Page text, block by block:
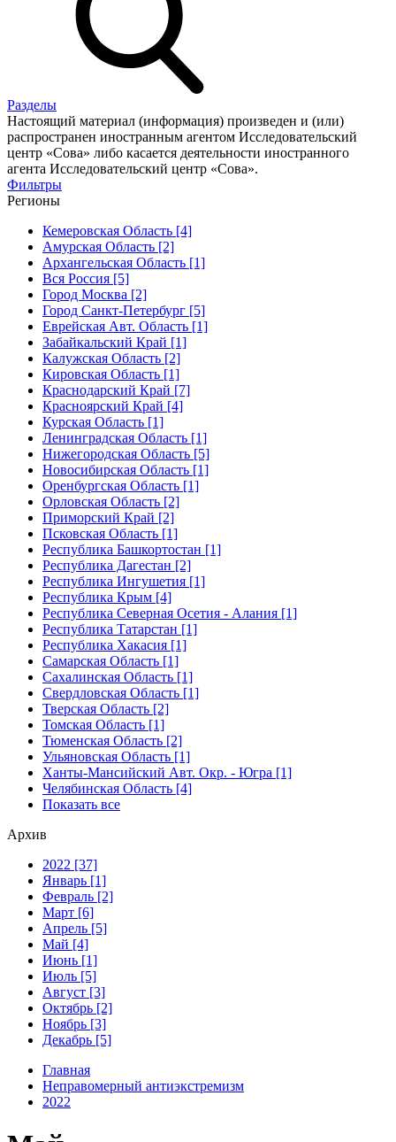
Разделы
Настоящий материал (информация) произведен и (или)
распространен иностранным агентом Исследовательский
центр «Сова» либо касается деятельности иностранного
агента Исследовательский центр «Сова».
Фильтры
Регионы
Кемеровская Область [4]
Амурская Область [2]
Архангельская Область [1]
Вся Россия [5]
Город Москва [2]
Город Санкт-Петербург [5]
Еврейская Авт. Область [1]
Забайкальский Край [1]
Калужская Область [2]
Кировская Область [1]
Краснодарский Край [7]
Красноярский Край [4]
Курская Область [1]
Ленинградская Область [1]
Нижегородская Область [5]
Новосибирская Область [1]
Оренбургская Область [1]
Орловская Область [2]
Приморский Край [2]
Псковская Область [1]
Республика Башкортостан [1]
Республика Дагестан [2]
Республика Ингушетия [1]
Республика Крым [4]
Республика Северная Осетия - Алания [1]
Республика Татарстан [1]
Республика Хакасия [1]
Самарская Область [1]
Сахалинская Область [1]
Свердловская Область [1]
Тверская Область [2]
Томская Область [1]
Тюменская Область [2]
Ульяновская Область [1]
Ханты-Мансийский Авт. Окр. - Югра [1]
Челябинская Область [4]
Показать все
Архив
2022 [37]
Январь [1]
Февраль [2]
Март [6]
Апрель [5]
Май [4]
Июнь [1]
Июль [5]
Август [3]
Октябрь [2]
Ноябрь [3]
Декабрь [5]
Главная
Неправомерный антиэкстремизм
2022